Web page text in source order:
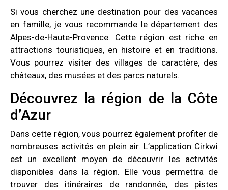
Si vous cherchez une destination pour des vacances
en famille, je vous recommande le département des
Alpes-de-Haute-Provence. Cette région est riche en
attractions touristiques, en histoire et en traditions.
Vous pourrez visiter des villages de caractère, des
châteaux, des musées et des parcs naturels.
Découvrez la région de la Côte
d’Azur
Dans cette région, vous pourrez également profiter de
nombreuses activités en plein air. L’application Cirkwi
est un excellent moyen de découvrir les activités
disponibles dans la région. Elle vous permettra de
trouver des itinéraires de randonnée, des pistes